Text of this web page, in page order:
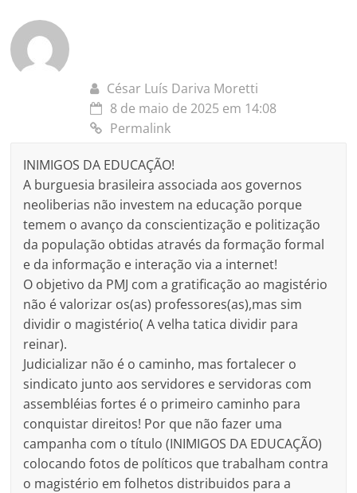
César Luís Dariva Moretti
8 de maio de 2025 em 14:08
Permalink
INIMIGOS DA EDUCAÇÃO!
A burguesia brasileira associada aos governos
neoliberias não investem na educação porque
temem o avanço da conscientização e politização
da população obtidas através da formação formal
e da informação e interação via a internet!
O objetivo da PMJ com a gratificação ao magistério
não é valorizar os(as) professores(as),mas sim
dividir o magistério( A velha tatica dividir para
reinar).
Judicializar não é o caminho, mas fortalecer o
sindicato junto aos servidores e servidoras com
assembléias fortes é o primeiro caminho para
conquistar direitos! Por que não fazer uma
campanha com o título (INIMIGOS DA EDUCAÇÃO)
colocando fotos de políticos que trabalham contra
o magistério em folhetos distribuidos para a